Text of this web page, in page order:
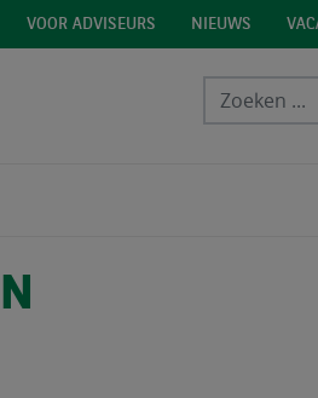
VOOR ADVISEURS NIEUWS